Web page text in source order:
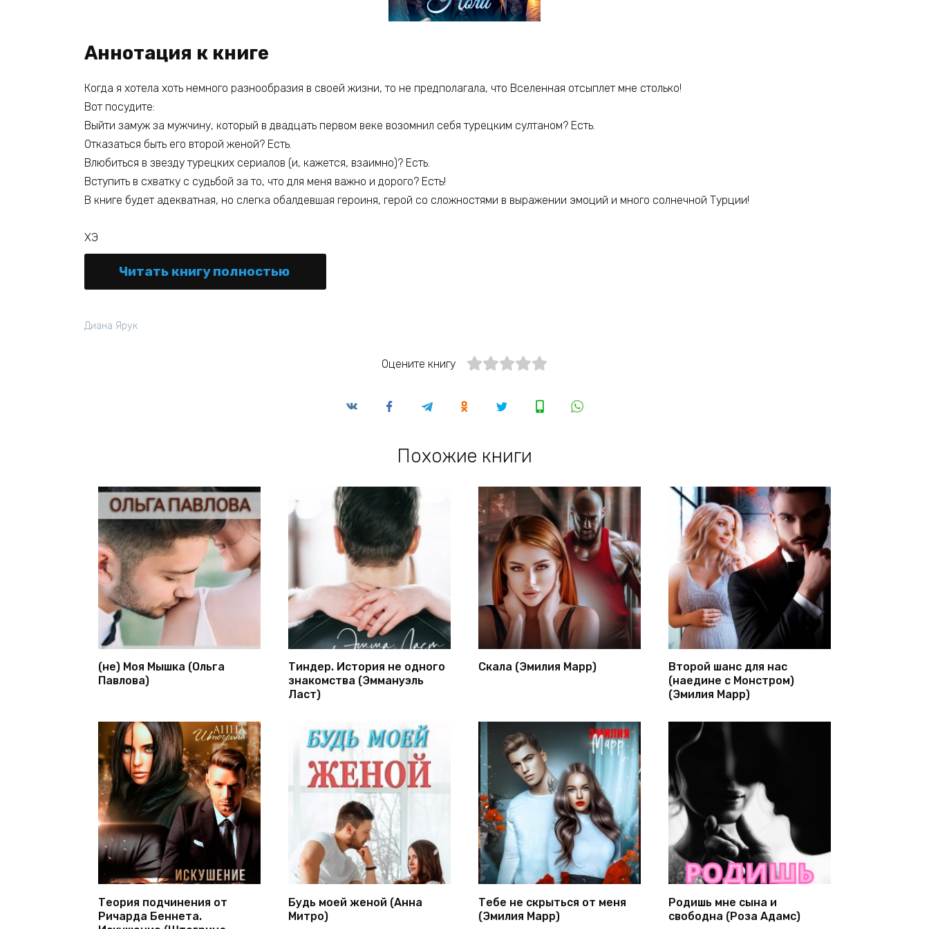
Аннотация к книге
Когда я хотела хоть немного разнообразия в своей жизни, то не предполагала, что Вселенная отсыплет мне столько!
Вот посудите:
Выйти замуж за мужчину, который в двадцать первом веке возомнил себя турецким султаном? Есть.
Отказаться быть его второй женой? Есть.
Влюбиться в звезду турецких сериалов (и, кажется, взаимно)? Есть.
Вступить в схватку с судьбой за то, что для меня важно и дорого? Есть!
В книге будет адекватная, но слегка обалдевшая героиня, герой со сложностями в выражении эмоций и много солнечной Турции!
ХЭ
Читать книгу полностью
Диана Ярук
Оцените книгу
Похожие книги
(не) Моя Мышка (Ольга
Павлова)
Тиндер. История не одного
знакомства (Эммануэль
Ласт)
Скала (Эмилия Марр)
Второй шанс для нас
(наедине с Монстром)
(Эмилия Марр)
Теория подчинения от
Ричарда Беннета.
Будь моей женой (Анна
Митро)
Тебе не скрыться от меня
(Эмилия Марр)
Родишь мне сына и
свободна (Роза Адамс)